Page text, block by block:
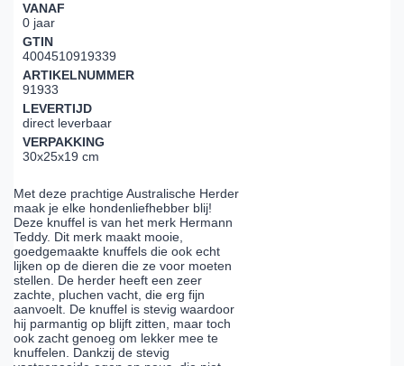
VANAF
0 jaar
GTIN
4004510919339
ARTIKELNUMMER
91933
LEVERTIJD
direct leverbaar
VERPAKKING
30x25x19 cm
Met deze prachtige Australische Herder
maak je elke hondenliefhebber blij!
Deze knuffel is van het merk Hermann
Teddy. Dit merk maakt mooie,
goedgemaakte knuffels die ook echt
lijken op de dieren die ze voor moeten
stellen. De herder heeft een zeer
zachte, pluchen vacht, die erg fijn
aanvoelt. De knuffel is stevig waardoor
hij parmantig op blijft zitten, maar toch
ook zacht genoeg om lekker mee te
knuffelen. Dankzij de stevig